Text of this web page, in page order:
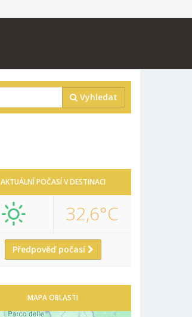
Vyhledat
AKTUÁLNÍ POČASÍ V DESTINACI
32,6°C
Předpověď počasí
MAPA OBLASTI